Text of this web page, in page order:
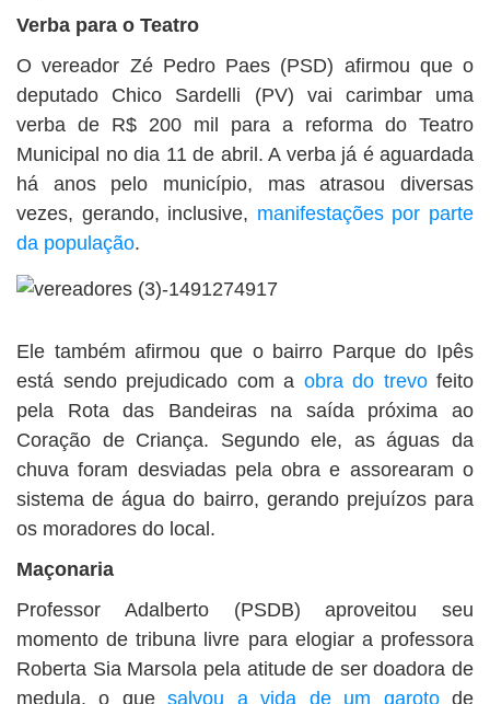
Verba para o Teatro
O vereador Zé Pedro Paes (PSD) afirmou que o
deputado Chico Sardelli (PV) vai carimbar uma
verba de R$ 200 mil para a reforma do Teatro
Municipal no dia 11 de abril. A verba já é aguardada
há anos pelo município, mas atrasou diversas
vezes, gerando, inclusive, manifestações por parte
da população.
Ele também afirmou que o bairro Parque do Ipês
está sendo prejudicado com a obra do trevofeito
pela Rota das Bandeiras na saída próxima ao
Coração de Criança. Segundo ele, as águas da
chuva foram desviadas pela obra e assorearam o
sistema de água do bairro, gerando prejuízos para
os moradores do local.
Maçonaria
Professor Adalberto (PSDB) aproveitou seu
momento de tribuna livre para elogiar a professora
Roberta Sia Marsola pela atitude de ser doadora de
medula, o quesalvou a vida de um garotode